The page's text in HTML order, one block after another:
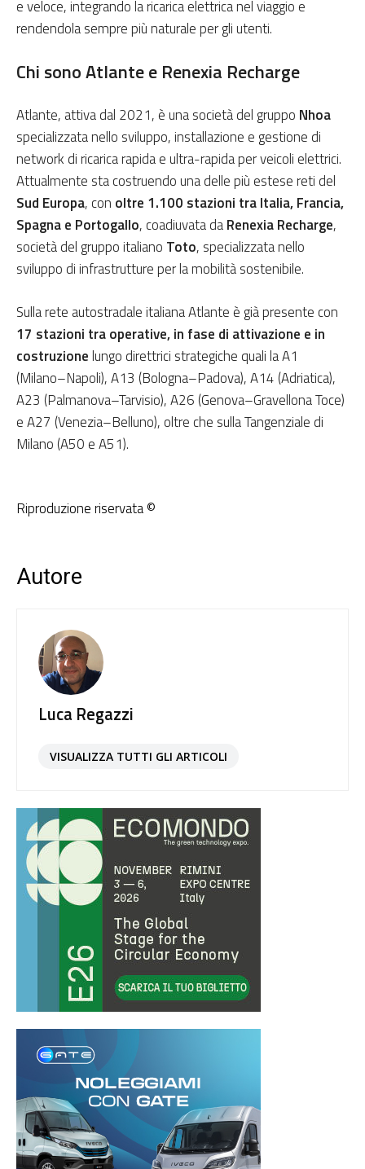
e veloce, integrando la ricarica elettrica nel viaggio e
rendendola sempre più naturale per gli utenti.
Chi sono Atlante e Renexia Recharge
Atlante, attiva dal 2021, è una società del gruppo Nhoa
specializzata nello sviluppo, installazione e gestione di
network di ricarica rapida e ultra-rapida per veicoli elettrici.
Attualmente sta costruendo una delle più estese reti del
Sud Europa, con oltre 1.100 stazioni tra Italia, Francia,
Spagna e Portogallo, coadiuvata daRenexia Recharge,
società del gruppo italiano Toto, specializzata nello
sviluppo di infrastrutture per la mobilità sostenibile.
Sulla rete autostradale italiana Atlante è già presente con
17 stazioni tra operative, in fase di attivazione e in
costruzionelungo direttrici strategiche quali la A1
(Milano–Napoli), A13 (Bologna–Padova), A14 (Adriatica),
A23 (Palmanova–Tarvisio), A26 (Genova–Gravellona Toce)
e A27 (Venezia–Belluno), oltre che sulla Tangenziale di
Milano (A50 e A51).
Riproduzione riservata ©
Autore
Luca Regazzi
VISUALIZZA TUTTI GLI ARTICOLI